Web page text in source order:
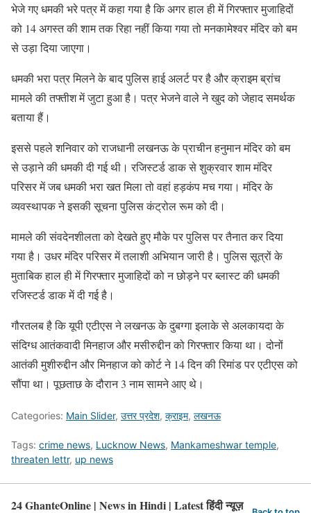
भेजे गए धमकी भरे पत्र में कहा गया है कि अगर हाल ही में गिरफ्तार मुजाहिदों
को 14 अगस्त की शाम तक रिहा नहीं किया गया तो मनकामेश्वर मंदिर को बम
से उड़ा दिया जाएगा।
धमकी भरा पत्र मिलने के बाद पुलिस हाई अलर्ट पर है और क्राइम ब्रांच
मामले की तफ्तीश में जुटा हुआ है। पत्र भेजने वाले ने खुद को जेहाद समर्थक
बताया हैं।
इससे पहले शनिवार को राजधानी लखनऊ के प्राचीन हनुमान मंदिर को बम
से उड़ाने की धमकी दी गई थी। रजिस्टर्ड डाक से शुक्रवार शाम मंदिर
परिसर में जब धमकी भरा खत मिला तो वहां हड़कंप मच गया। मंदिर के
व्यवस्थापक ने इसकी सूचना पुलिस कंट्रोल रूम को दी।
मामले की संवदेनशीलता को देखते हुए मौके पर पुलिस पर तैनात कर दिया
गया है। उधर मंदिर परिसर में तलाशी अभियान जारी है। पुलिस सूत्रों के
मुताबिक हाल ही में गिरफ्तार मुजाहिदों को न छोड़ने पर ब्लास्ट की धमकी
रजिस्टर्ड डाक में दी गई है।
गौरतलब है कि यूपी एटीएस ने लखनऊ के दुबग्गा इलाके से अलकायदा के
संदिग्ध आतंकवादी मिनहाज और मसीरुद्दीन को गिरफ्तार किया था। दोनों
आतंकी मुशीरुद्दीन और मिनहाज को कोर्ट ने 14 दिन की रिमांड पर एटीएस को
सौंपा था। पूछताछ के दौरान 3 नाम सामने आए थे।
Categories: Main Slider, उत्तर प्रदेश, क्राइम, लखनऊ
Tags: crime news, Lucknow News, Mankameshwar temple,
threaten lettr, up news
24 GhanteOnline | News in Hindi | Latest हिंदी न्यूज़